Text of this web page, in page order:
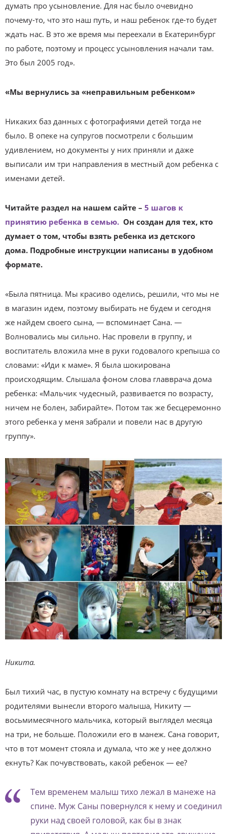
думать про усыновление. Для нас было очевидно
почему-то, что это наш путь, и наш ребенок где-то будет
ждать нас. В это же время мы переехали в Екатеринбург
по работе, поэтому и процесс усыновления начали там.
Это был 2005 год».
«Мы вернулись за «неправильным ребенком»
Никаких баз данных с фотографиями детей тогда не
было. В опеке на супругов посмотрели с большим
удивлением, но документы у них приняли и даже
выписали им три направления в местный дом ребенка с
именами детей.
Читайте раздел на нашем сайте – 5 шагов к
принятию ребенка в семью. Он создан для тех, кто
думает о том, чтобы взять ребенка из детского
дома. Подробные инструкции написаны в удобном
формате.
«Была пятница. Мы красиво оделись, решили, что мы не
в магазин идем, поэтому выбирать не будем и сегодня
же найдем своего сына, — вспоминает Сана. —
Волновались мы сильно. Нас провели в группу, и
воспитатель вложила мне в руки годовалого крепыша со
словами: «Иди к маме». Я была шокирована
происходящим. Слышала фоном слова главврача дома
ребенка: «Мальчик чудесный, развивается по возрасту,
ничем не болен, забирайте». Потом так же бесцеремонно
этого ребенка у меня забрали и повели нас в другую
группу».
Никита.
Был тихий час, в пустую комнату на встречу с будущими
родителями вынесли второго малыша, Никиту —
восьмимесячного мальчика, который выглядел месяца
на три, не больше. Положили его в манеж. Сана говорит,
что в тот момент стояла и думала, что же у нее должно
екнуть? Как почувствовать, какой ребенок — ее?
Тем временем малыш тихо лежал в манеже на
спине. Муж Саны повернулся к нему и соединил
руки над своей головой, как бы в знак